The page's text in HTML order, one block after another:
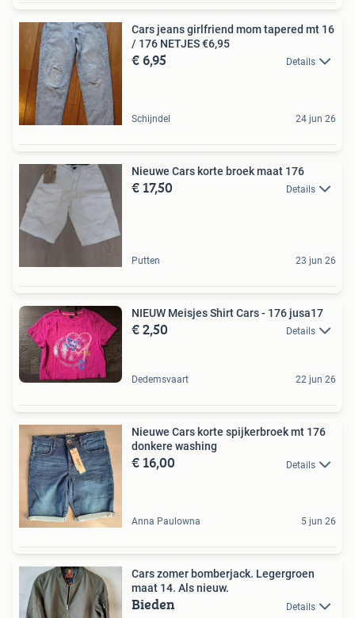
Cars jeans girlfriend mom tapered mt 16
/ 176 NETJES €6,95
€ 6,95 Details
Schijndel 24 jun 26
Nieuwe Cars korte broek maat 176
€ 17,50 Details
Putten 23 jun 26
NIEUW Meisjes Shirt Cars - 176 jusa17
€ 2,50 Details
Dedemsvaart 22 jun 26
Nieuwe Cars korte spijkerbroek mt 176
donkere washing
€ 16,00 Details
Anna Paulowna 5 jun 26
Cars zomer bomberjack. Legergroen
maat 14. Als nieuw.
Bieden Details